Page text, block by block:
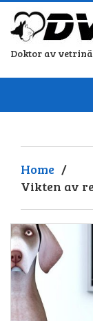
Doktor av
Home /
Vikten av